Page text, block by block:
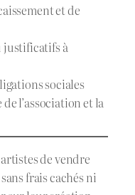
et de
justificatifs à
sociales
l’association et la
de vendre
frais cachés ni